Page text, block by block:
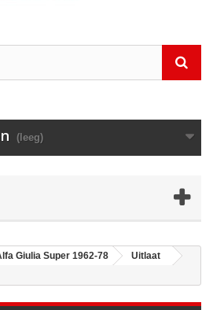
(leeg)
Giulia Super 1962-78
Uitlaat